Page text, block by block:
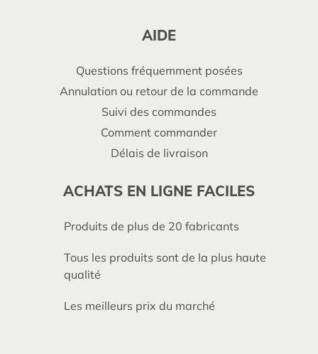
AIDE
Questions fréquemment posées
Annulation ou retour de la commande
Suivi des commandes
Comment commander
Délais de livraison
ACHATS EN LIGNE FACILES
Produits de plus de 20 fabricants
Tous les produits sont de la plus haute
qualité
Les meilleurs prix du marché